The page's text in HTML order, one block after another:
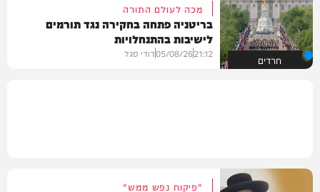
חרדים
מכה לעולם התורה
בריטניה פתחה בחקירה נגד תורמים
לישיבות בהתנחלויות
21:12
05/08/26דודי סגל
"פיקוח נפש ממש"